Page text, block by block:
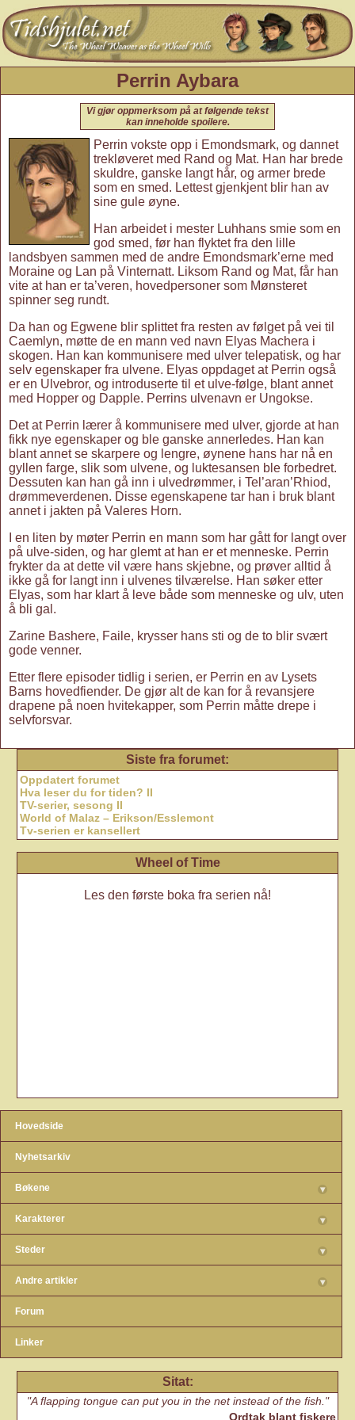
Perrin Aybara
Vi gjør oppmerksom på at følgende tekst
kan inneholde spoilere.
Perrin vokste opp i Emondsmark, og dannet
trekløveret med Rand og Mat. Han har brede
skuldre, ganske langt hår, og armer brede
som en smed. Lettest gjenkjent blir han av
sine gule øyne.
Han arbeidet i mester Luhhans smie som en
god smed, før han flyktet fra den lille
landsbyen sammen med de andre Emondsmark’erne med
Moraine og Lan på Vinternatt. Liksom Rand og Mat, får han
vite at han er ta’veren, hovedpersoner som Mønsteret
spinner seg rundt.
Da han og Egwene blir splittet fra resten av følget på vei til
Caemlyn, møtte de en mann ved navn Elyas Machera i
skogen. Han kan kommunisere med ulver telepatisk, og har
selv egenskaper fra ulvene. Elyas oppdaget at Perrin også
er en Ulvebror, og introduserte til et ulve-følge, blant annet
med Hopper og Dapple. Perrins ulvenavn er Ungokse.
Det at Perrin lærer å kommunisere med ulver, gjorde at han
fikk nye egenskaper og ble ganske annerledes. Han kan
blant annet se skarpere og lengre, øynene hans har nå en
gyllen farge, slik som ulvene, og luktesansen ble forbedret.
Dessuten kan han gå inn i ulvedrømmer, i Tel’aran’Rhiod,
drømmeverdenen. Disse egenskapene tar han i bruk blant
annet i jakten på Valeres Horn.
I en liten by møter Perrin en mann som har gått for langt over
på ulve-siden, og har glemt at han er et menneske. Perrin
frykter da at dette vil være hans skjebne, og prøver alltid å
ikke gå for langt inn i ulvenes tilværelse. Han søker etter
Elyas, som har klart å leve både som menneske og ulv, uten
å bli gal.
Zarine Bashere, Faile, krysser hans sti og de to blir svært
gode venner.
Etter flere episoder tidlig i serien, er Perrin en av Lysets
Barns hovedfiender. De gjør alt de kan for å revansjere
drapene på noen hvitekapper, som Perrin måtte drepe i
selvforsvar.
Hovedside
Nyhetsarkiv
Bøkene ▾
Karakterer ▾
Steder ▾
Andre artikler ▾
Forum
Linker
Sitat:
A flapping tongue can put you in the net instead of the fish.
Ordtak blant fiskere
Siste fra forumet:
Oppdatert forumet
Hva leser du for tiden? II
TV-serier, sesong II
World of Malaz – Erikson/Esslemont
Tv-serien er kansellert
Wheel of Time
Les den første boka fra serien nå!